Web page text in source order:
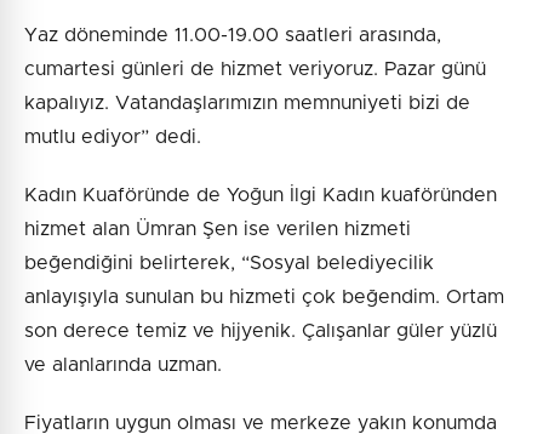
Yaz döneminde 11.00-19.00 saatleri arasında,
cumartesi günleri de hizmet veriyoruz. Pazar günü
kapalıyız. Vatandaşlarımızın memnuniyeti bizi de
mutlu ediyor” dedi.
Kadın Kuaföründe de Yoğun İlgi Kadın kuaföründen
hizmet alan Ümran Şen ise verilen hizmeti
beğendiğini belirterek, “Sosyal belediyecilik
anlayışıyla sunulan bu hizmeti çok beğendim. Ortam
son derece temiz ve hijyenik. Çalışanlar güler yüzlü
ve alanlarında uzman.
Fiyatların uygun olması ve merkeze yakın konumda